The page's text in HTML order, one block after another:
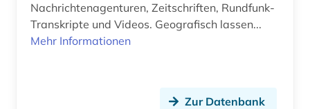
chemische industrie (1)
Nachrichtenagenturen, Zeitschriften, Rundfunk-
Transkripte und Videos. Geografisch lassen...
Mehr Informationen
Zur Datenbank